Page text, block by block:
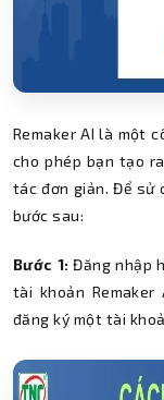
Remaker AI là một
cho phép bạn tạo
tác đơn giản. Để sử
bước sau:
Bước 1: Đăng nhập
tài khoản
đăng ký một tài